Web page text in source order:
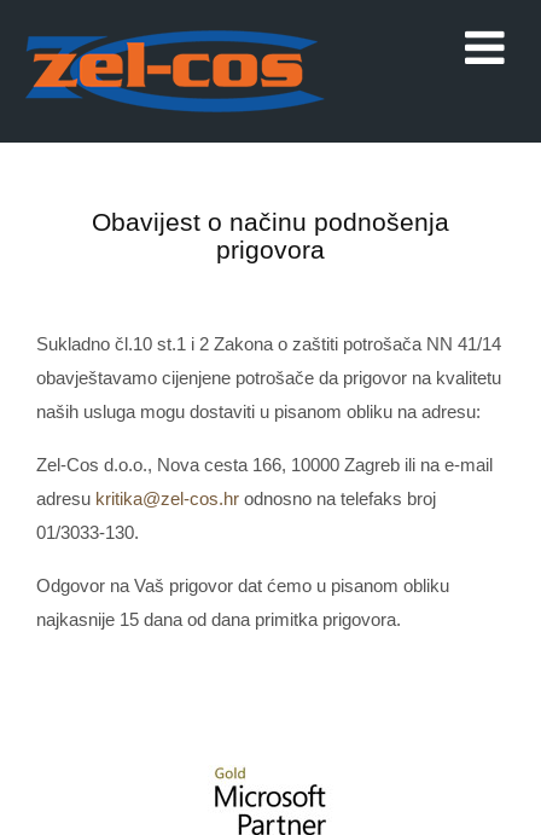
Obavijest o načinu podnošenja
prigovora
Sukladno čl.10 st.1 i 2 Zakona o zaštiti potrošača NN 41/14
obavještavamo cijenjene potrošače da prigovor na kvalitetu
naših usluga mogu dostaviti u pisanom obliku na adresu:
Zel-Cos d.o.o., Nova cesta 166, 10000 Zagreb ili na e-mail
adresu kritika@zel-cos.hr odnosno na telefaks broj
01/3033-130.
Odgovor na Vaš prigovor dat ćemo u pisanom obliku
najkasnije 15 dana od dana primitka prigovora.